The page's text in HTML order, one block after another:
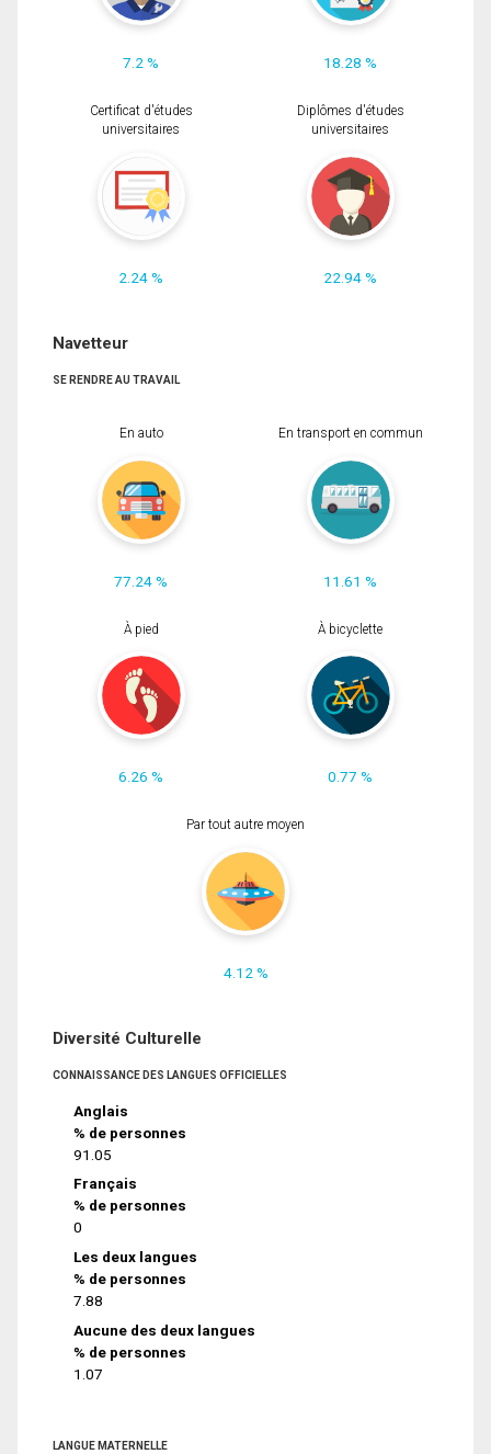
7.2 % 18.28 %
Certificat d'études
universitaires
2.24 %
Diplômes d'études
universitaires
22.94 %
Navetteur
SE RENDRE AU TRAVAIL
En auto
77.24 %
En transport en commun
11.61 %
À pied
6.26 %
À bicyclette
0.77 %
Par tout autre moyen
4.12 %
Diversité Culturelle
CONNAISSANCE DES LANGUES OFFICIELLES
Anglais
% de personnes
91.05
Français
% de personnes
0
Les deux langues
% de personnes
7.88
Aucune des deux langues
% de personnes
1.07
LANGUE MATERNELLE